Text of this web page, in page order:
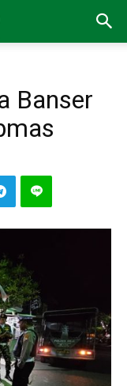
Banser